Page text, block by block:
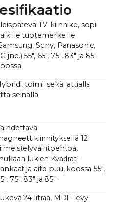
cm / ~57.0 x ~47.4 in
x K x S):
(11,0cm ilman kiinnikettä)
in (4.3 in ilman kiinnikettä)
TV-kiinnike, sopii
tuotemerkeille
Sony, Panasonic,
jne.) 55", 65", 75", 83" ja 85"
toimii sekä lattialla
seinällä
12
lukien Kvadrat-
ja aito puu, koossa 55",
75", 83" ja 85"
24 litraa, MDF-levy,